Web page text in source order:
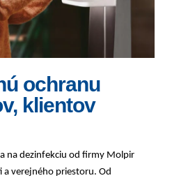
ochranu
klientov
na dezinfekciu od firmy Molpir
verejného priestoru. Od